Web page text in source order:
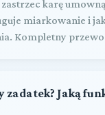
karę
miarkowanie i
Kompletny
zadatek? Jaką